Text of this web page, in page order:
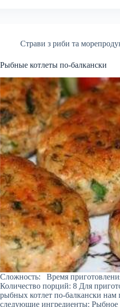
Страви з риби та
Рыбные котлеты по-балкански
Сложность: Время
Количество порций: 8 Для
рыбных котлет по-балкански нам
следующие ингредиенты: